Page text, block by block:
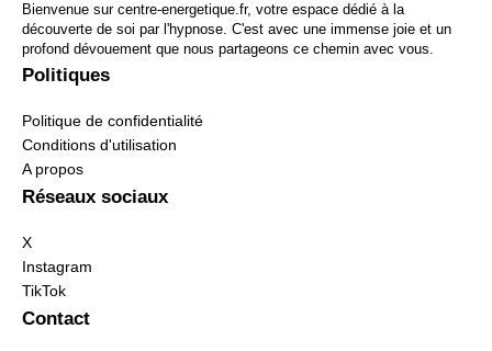
Bienvenue sur centre-energetique.fr, votre espace dédié à la
découverte de soi par l'hypnose. C'est avec une immense joie et un
profond dévouement que nous partageons ce chemin avec vous.
Politiques
Politique de confidentialité
Conditions d'utilisation
A propos
Réseaux sociaux
X
Instagram
TikTok
Contact